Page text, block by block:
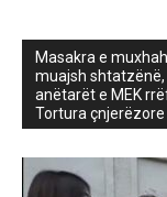
Masakra e
muajsh shtatzënë,
anëtarët e MEK
Tortura çnjerëzore